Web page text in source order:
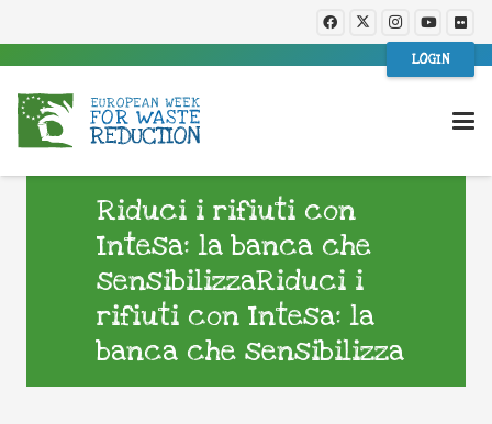
LOGIN
Riduci i rifiuti con
Intesa: la banca che
sensibilizzaRiduci i
rifiuti con Intesa: la
banca che sensibilizza